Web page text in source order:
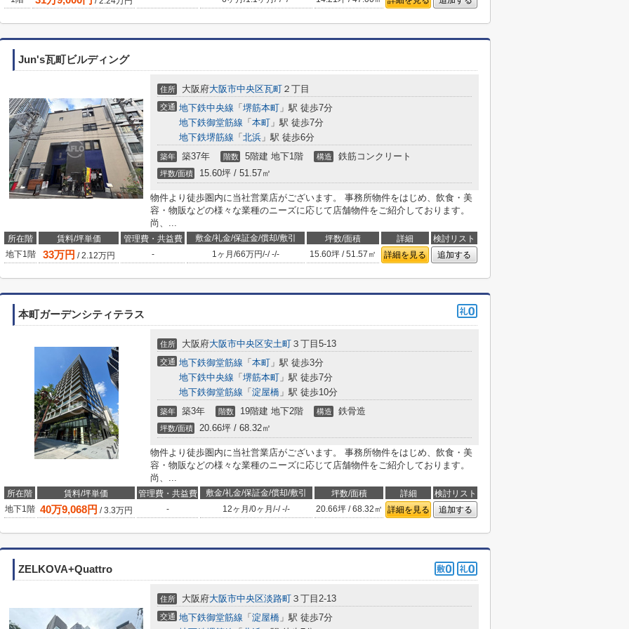
Jun's瓦町ビルディング
住所 大阪府大阪市中央区瓦町 ２丁目
交通 地下鉄中央線 「 堺筋本町 」駅 徒歩7分
地下鉄御堂筋線 「 本町 」駅 徒歩7分
地下鉄堺筋線 「 北浜 」駅 徒歩6分
築年 築37年 階数 5階建 地下1階 構造 鉄筋コンクリート
坪数/面積 15.60坪 / 51.57㎡
物件より徒歩圏内に当社営業店がございます。 事務所物件をはじめ、飲食・美
容・物販などの様々な業種のニーズに応じて店舗物件をご紹介しております。
尚、...
所在階 賃料/坪単価 管理費・共益費 敷金/礼金/保証金/償却/敷引 坪数/面積 詳細
検討リスト
地下1階
33万円 /2.12万円 - 1ヶ月 /66万円/-/-/- 15.60坪 / 51.57㎡ 詳細を見る 追加する
本町ガーデンシティテラス
住所 大阪府大阪市中央区安土町 ３丁目5-13
交通 地下鉄御堂筋線 「 本町 」駅 徒歩3分
地下鉄中央線 「 堺筋本町 」駅 徒歩7分
地下鉄御堂筋線 「 淀屋橋 」駅 徒歩10分
築年 築3年 階数 19階建 地下2階 構造 鉄骨造
坪数/面積 20.66坪 / 68.32㎡
物件より徒歩圏内に当社営業店がございます。 事務所物件をはじめ、飲食・美
容・物販などの様々な業種のニーズに応じて店舗物件をご紹介しております。
尚、...
所在階 賃料/坪単価 管理費・共益費 敷金/礼金/保証金/償却/敷引 坪数/面積 詳細
検討リスト
地下1階 40万9,068円 /3.3万円 - 12ヶ月 /0ヶ月 /-/-/- 20.66坪 / 68.32㎡ 詳細を見る 追加する
ZELKOVA+Quattro
住所 大阪府大阪市中央区淡路町 ３丁目2-13
交通 地下鉄御堂筋線 「 淀屋橋 」駅 徒歩7分